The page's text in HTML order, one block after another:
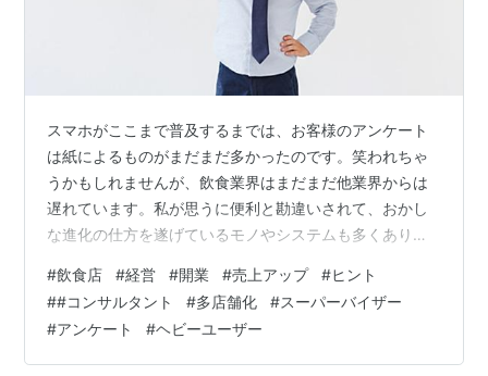
スマホがここまで普及するまでは、お客様のアンケート
は紙によるものがまだまだ多かったのです。笑われちゃ
うかもしれませんが、飲食業界はまだまだ他業界からは
遅れています。私が思うに便利と勘違いされて、おかし
な進化の仕方を遂げているモノやシステムも多くありま
にしてもここ10年でデジタル化やデジタル化みたいなこ
とが大きく進みました。最近では紙のアンケートなんて
飲食店でもなかなか見なくなりました。 デジタル化の中
でもスマホの普及によってSNSを利用したサービスが増
#飲食店 #経営 #開業 #売上アップ #ヒント
##コンサルタント #多店舗化 #スーパーバイザー
#アンケート #ヘビーユーザー